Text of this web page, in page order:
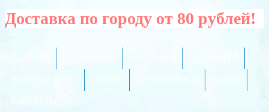
Доставка по городу от 80 рублей!